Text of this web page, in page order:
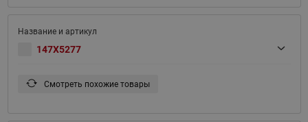
147X5277
Смотреть похожие товары